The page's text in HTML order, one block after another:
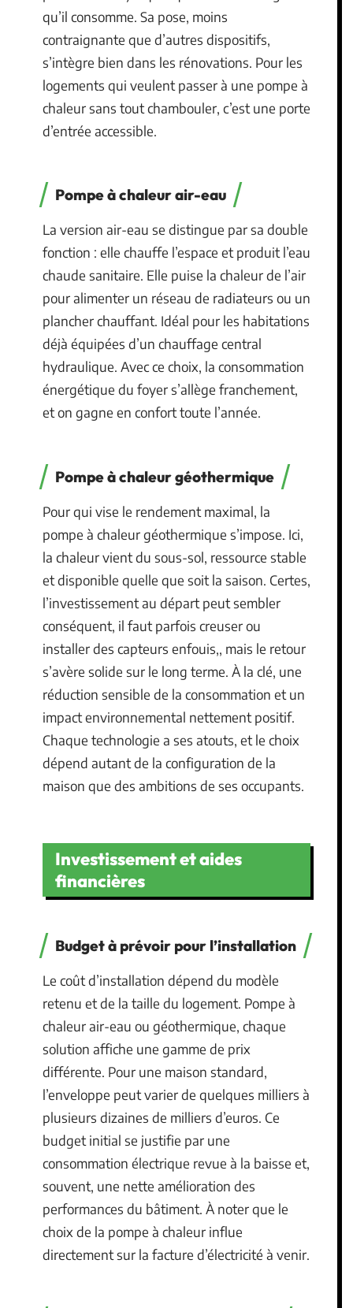
qu’il consomme. Sa pose, moins
contraignante que d’autres dispositifs,
s’intègre bien dans les rénovations. Pour les
logements qui veulent passer à une pompe à
chaleur sans tout chambouler, c’est une porte
d’entrée accessible.
Pompe à chaleur air-eau
La version air-eau se distingue par sa double
fonction : elle chauffe l’espace et produit l’eau
chaude sanitaire. Elle puise la chaleur de l’air
pour alimenter un réseau de radiateurs ou un
plancher chauffant. Idéal pour les habitations
déjà équipées d’un chauffage central
hydraulique. Avec ce choix, la consommation
énergétique du foyer s’allège franchement,
et on gagne en confort toute l’année.
Pompe à chaleur géothermique
Pour qui vise le rendement maximal, la
pompe à chaleur géothermique s’impose. Ici,
la chaleur vient du sous-sol, ressource stable
et disponible quelle que soit la saison. Certes,
l’investissement au départ peut sembler
conséquent, il faut parfois creuser ou
installer des capteurs enfouis,, mais le retour
s’avère solide sur le long terme. À la clé, une
réduction sensible de la consommation et un
impact environnemental nettement positif.
Chaque technologie a ses atouts, et le choix
dépend autant de la configuration de la
maison que des ambitions de ses occupants.
Investissement et aides
financières
Budget à prévoir pour l’installation
Le coût d’installation dépend du modèle
retenu et de la taille du logement. Pompe à
chaleur air-eau ou géothermique, chaque
solution affiche une gamme de prix
différente. Pour une maison standard,
l’enveloppe peut varier de quelques milliers à
plusieurs dizaines de milliers d’euros. Ce
budget initial se justifie par une
consommation électrique revue à la baisse et,
souvent, une nette amélioration des
performances du bâtiment. À noter que le
choix de la pompe à chaleur influe
directement sur la facture d’électricité à venir.